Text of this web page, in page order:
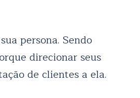
persona. Sendo
direcionar seus
de clientes a ela.